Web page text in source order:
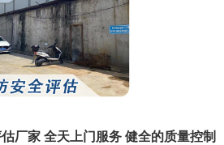
厂家 全天上门服务 健全的质量控制